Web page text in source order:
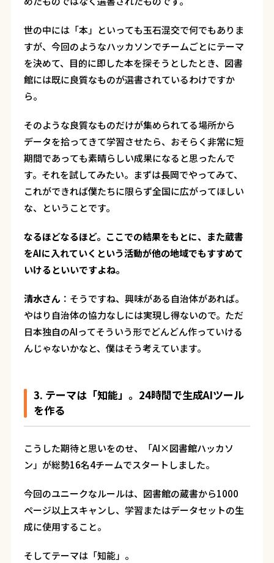
世の中には「本」といっても玉石混交で何でもありま
すが、今回のようなハッカソンでチームごとにテーマ
を決めて、目的に即した本を探そうとしたとき、図書
館には既に良質なものが選書されているわけですか
ら。
そのような良質なものだけが集められてる場所から
データを拾ってきて学習させたら、おそらく非常に短
期間であっても素晴らしい成果になると思ったんで
す。それを試してみたい。まずは長岡でやってみて、
これができれば僕たちに限らず全国に広がってほしい
な、ということです。
――なるほどなるほど。ここでの結果をもとに、また蔵書
をAIに入れていくという活動が他の地域でもすすめて
いけるといいですよね。
清水さん ： そうですね、興味がある自治体があれば。
やはり自治体の協力なしには実現し得ないので。ただ
日本独自のAIってそういう形でどんどん作っていける
んじゃないかなと、僕はそう考えています。
3. テーマは「知能」。24時間で生成AIツール
を作る
こうした期待と思いをのせ、「AI×図書館ハッカソ
ン」が総勢16名4チームでスタートしました。
今回のユニークなルールは、図書館の蔵書から1000
ページ以上スキャンし、学習またはデータセットの生
成に使用すること。
そしてテーマは「知能」。